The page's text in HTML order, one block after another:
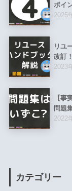
ポイ
2025
リユ
改訂
2023
【事
問題
2022
カテゴリー